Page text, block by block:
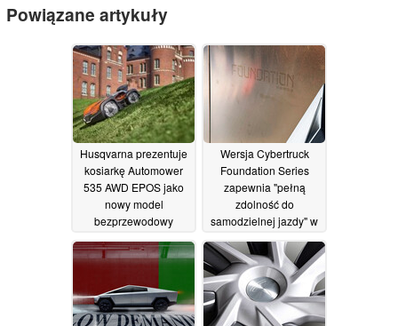
Powiązane artykuły
Husqvarna prezentuje
kosiarkę Automower
535 AWD EPOS jako
nowy model
bezprzewodowy
18/10/2024
Wersja Cybertruck
Foundation Series
zapewnia "pełną
zdolność do
samodzielnej jazdy" w
rezerwacji za cenę
07/12/2023